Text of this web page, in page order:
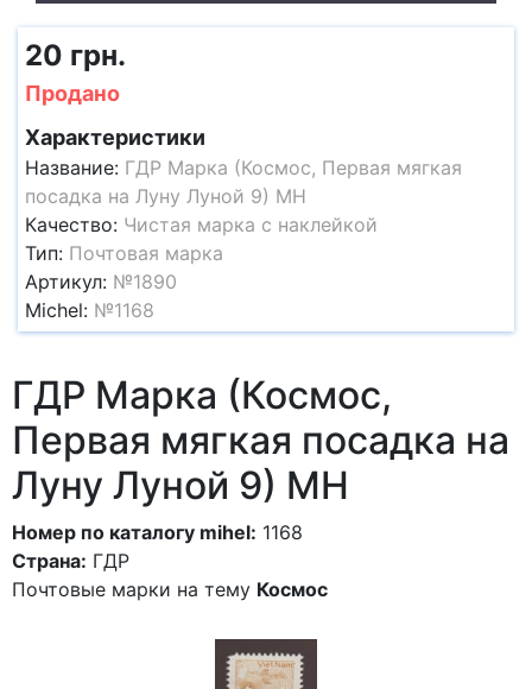
20 грн.
Продано
Характеристики
Название: ГДР Марка (Космос, Первая мягкая
посадка на Луну Луной 9) MH
Качество: Чистая марка с наклейкой
Тип: Почтовая марка
Артикул: №1890
Michel: №1168
ГДР Марка (Космос,
Первая мягкая посадка на
Луну Луной 9) MH
Номер по каталогу mihel: 1168
Страна: ГДР
Почтовые марки на тему Космос